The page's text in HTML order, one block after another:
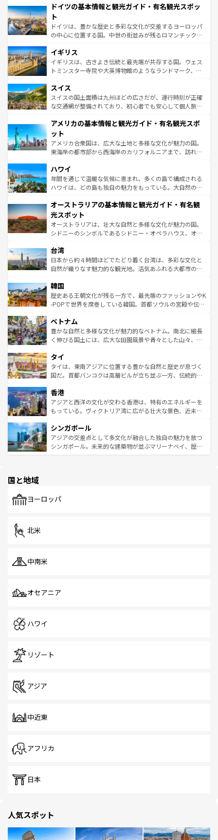
せる。地方によって風土や気候が異なるスペインはその個
ンテンツ一覧 を参照してほしい。
で、幅広い魅力が詰まっている。華麗な宮殿、歴史的な大
聖堂、美しいビーチ、そして豊かな自然が、訪れる者を心
から魅了する。また、フランスは美食の国としても知ら
れ、フランス料理はユネスコ無形文化遺産にも登録されて
香り高いラベンダー畑など、多彩な楽しみ方が可能だ。さ
らに、パリ以外の地域にも魅力が溢れており、どの街角に
も豊かな歴史と文化が息づいている。パリ以外の個性あふ
を参照してほしい。
ドイツの基本情報と観光ガイド・有名観光スポッ
ト
ドイツは、豊かな歴史と多彩な文化が交差するヨーロッパ
の中心に位置する国。中世の街並みが残るロマンチック街
顔を持つこの国は、どこを歩いても飽きることがない。ベ
ルリンの文化的活気、バイエルン州のアルプスの絶景、そ
してライン川沿いのワイン畑といった風景は必見。ビール
は、お酒好きな人にはぜひ体験してほしい。 なお、新着の
ドイツ情報はコンテンツ一覧を参照してほしい。
イギリス
イギリスは、古きよき伝統と最先端が共存する国。ウェス
トミンスター寺院や大英博物館のようなランドマーク、歴
リアごとに異なる魅力がある。また、優雅なアフタヌーン
ティー、ビール好きにはたまらない英国パブ、サッカー観
戦など、本場だからこそできる体験も豊富。イギリスを旅
ンツ一覧を参照してほしい。
スイス
スイスの国土面積は九州ほどの広さだが、運行時刻が正確
な交通網が整備されており、初心者でも安心して個人旅行
の建物がそのまま残る町や、スイスならではのユニークな
博物館もあり、アルプス観光だけでなく町歩きも満喫する
ことができる。国民の所得が高いため物価も高いが、旅行
者向けの交通パス提供のサービスもあり、うまく活用すれ
着のスイス情報は
アメリカの基本情報と観光ガイド・有名観光スポ
ット
アメリカ合衆国は、広大な土地と多様な文化が魅力の国。
東海岸の都市部から西海岸のカリフォルニアまで、訪れる
のような巨大都市は、観光、ショッピング、エンターテイ
ンメントが詰まった刺激的なスポットだ。一方、アメリカ
西部には大自然が広がり、グランドキャニオンやイエロー
部のニューオーリンズでは、音楽と美食が融合した独特の
文化が魅力。旅行者はアメリカの各地域で異なる魅力を楽
しみながら、その多様性と豊かな歴史を感じることができ
るだろう。車でのロードトリップや列車の旅も、アメリカ
情報は
ハワイ
年間を通じて温暖な気候に恵まれ、多くの島で構成される
ハワイは、どの島も独自の魅力をもっている。大自然の神
ワイ島は見逃せない。また、定番の観光地といえばオアフ
島だが、静かな自然を求めるならマウイ島やカウアイ島が
おすすめ。エメラルドグリーンに輝く海をはじめ、豊かな
文化や歴史が息づいている。「アロハスピリット」と呼ば
人々、おいしいローカルフードやハワイアンミュージッ
ク、伝統的なフラダンスなど、すべてがハワイの魅力を彩
っている。訪れるたびに新しい発見と感動が待っているハ
はコンテンツ一覧
オーストラリアの基本情報と観光ガイド・有名観
光スポット
オーストラリアは、壮大な自然と多様な文化が魅力の国。
シドニーのシンボルであるシドニー・オペラハウス、オー
リアリーフや大陸中央部にそびえるウルル（エアーズロッ
ク）、タスマニアの美しい原生林やケアンズの熱帯雨林な
ど、見どころがたくさん。また、カフェやワイン、オージ
いる。アクティビティも充実しており、サーフィンやダイ
ビング、ハイキングなど、アウトドア好きにはたまらな
い。オーストラリアの多彩な魅力を存分に味わいつくそ
参照してほしい。
台湾
日本から約４時間ほどでたどり着く台湾は、多彩な文化と
自然が織りなす魅力的な観光地。活気あふれる大都市の台
ン）、静ひつな山岳地帯である台湾東部など、都市の喧騒
と山間の静けさが共存しており、訪れる人に新しい発見と
驚きをもたらしてくれる。また、奥深い台湾の食文化も魅
容にもいいと評判のスイーツなど、バラエティ豊かな料理
が味わえる。 なお、新着の台湾情報は コンテンツ一覧を参
照してほしい。
韓国
歴史ある王朝文化が残る一方で、最先端のファッションやK
-POPで世界を席巻している韓国。首都ソウルの宮殿や伝統
き、地方に足を延ばせば四季折々の自然美を楽しむことが
できる。そして、キムチや焼肉、絶品のストリートフード
まで、さまざまな韓国料理が待っている。夜には、韓国な
リティに包まれながら、韓国の多彩な魅力を心ゆくまで味
わってみてほしい。 なお、新着の韓国情報はコンテンツ一
覧を参照してほしい。
ベトナム
豊かな自然と多様な文化が魅力的なベトナム。南北に細長
く伸びる国土には、広大な田園風景や青々とした山々、世
急速な発展と共に伝統が息づく。ハノイの古い町並みやホ
ーチミン市のフランス統治時代の建物も、独特の雰囲気を
醸し出している。また、バラエティの豊かさとおいしさで
とつ。フォーやバインミー、ベトナムコーヒーなどは、ぜ
ひ現地で味わいたい。どの地域を訪れてもあたたかい人々
が旅行者を迎えてくれるので、きっと忘れられない旅にな
参照してほしい。
タイ
タイは、東南アジアに位置する豊かな自然と歴史が息づく
国だ。首都バンコクは高層ビルが立ち並ぶ一方、伝統的な
の活気が交差している。北部ではチェンマイなどの山岳地
帯で自然と触れ合い、南部ではプーケットやクラビの美し
いビーチでリゾート気分を楽しむことができる。タイ料理
激する。気候は一年中温暖で、どの季節にも異なる楽しみ
が待っている。親しみやすいタイの人々、仏教を中心とし
た文化、そして多様な観光資源が、訪れる旅人を魅了し続
香港
アジアと西洋の文化が交わる香港は、特有のエネルギーを
もっている。ヴィクトリア湾に広がる壮大な景色、近未来
み、どこを訪れても感動するはず。観光スポットが密集し
ており、効率よく見どころを回れるのも魅力。息をのむよ
うな絶景から文化的な体験まで、香港を存分に楽しみ尽く
シンガポール
アジアの交差点として多文化が融合した独自の魅力を放つ
シンガポール。未来的な建築物が並ぶマリーナベイ、歴史
で、ホーカーズは地元の風情を楽しめる外せないスポット
国と地域
ヨーロッパ
北米
中南米
オセアニア
ハワイ
リゾート
アジア
中近東
アフリカ
日本
人気スポット